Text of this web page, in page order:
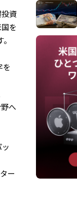
資
を
を
へ
ー